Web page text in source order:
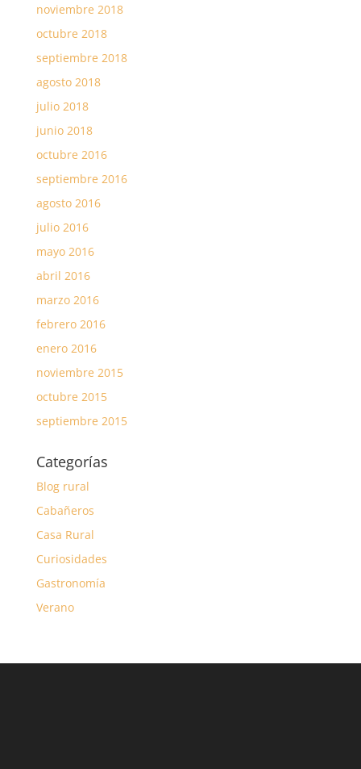
noviembre 2018
octubre 2018
septiembre 2018
agosto 2018
julio 2018
junio 2018
octubre 2016
septiembre 2016
agosto 2016
julio 2016
mayo 2016
abril 2016
marzo 2016
febrero 2016
enero 2016
noviembre 2015
octubre 2015
septiembre 2015
Categorías
Blog rural
Cabañeros
Casa Rural
Curiosidades
Gastronomía
Verano